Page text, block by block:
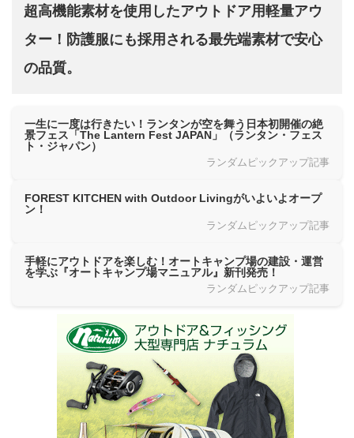
超高機能素材を使用したアウトドア用軽量アウ
ター！防護服にも採用される最先端素材で安心
の品質。
一生に一度は行きたい！ランタンが空を舞う日本初開催の絶
景フェス「The Lantern Fest JAPAN」（ランタン・フェス
ト・ジャパン）
ランダムピックアップ記事
FOREST KITCHEN with Outdoor Livingがいよいよオープ
ン！
ランダムピックアップ記事
手軽にアウトドアを楽しむ！オートキャンプ場の建設・運営
を学ぶ『オートキャンプ場マニュアル』新刊発売！
ランダムピックアップ記事